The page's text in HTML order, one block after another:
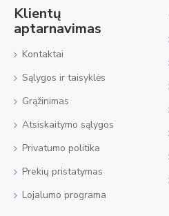
Klientų
aptarnavimas
Kontaktai
Sąlygos ir taisyklės
Grąžinimas
Atsiskaitymo sąlygos
Privatumo politika
Prekių pristatymas
Lojalumo programa